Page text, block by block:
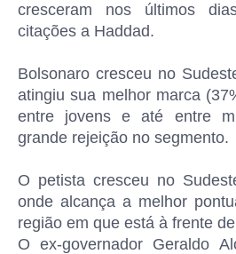
cresceram nos últimos
citações a Haddad.
Bolsonaro cresceu no
atingiu sua melhor marca
entre jovens e até entre
grande rejeição no segmento.
O petista cresceu no
onde alcança a melhor
região em que está à frente
O ex-governador Geraldo